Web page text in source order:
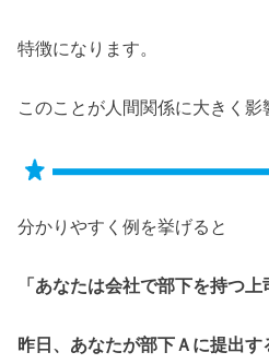
特徴になります。
このことが人間関係に大きく影
分かりやすく例を挙げると
「あなたは会社で部下を持つ上
昨日、あなたが部下Ａに提出す